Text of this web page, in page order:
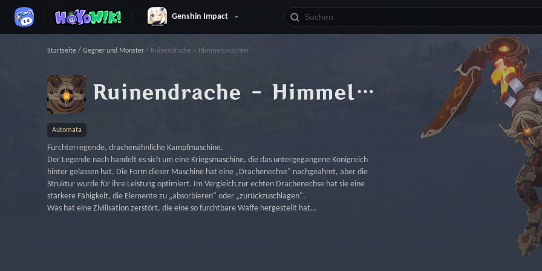
Genshin Impact
Startseite / Gegner und Monster / Ruinendrache – Himmelswächter
Ruinendrache – Himmelswächter
Automata
Furchterregende, drachenähnliche Kampfmaschine.
Der Legende nach handelt es sich um eine Kriegsmaschine, die das untergegangene Königreich
hinter gelassen hat. Die Form dieser Maschine hat eine „Drachenechse" nachgeahmt, aber die
Struktur wurde für ihre Leistung optimiert. Im Vergleich zur echten Drachenechse hat sie eine
stärkere Fähigkeit, die Elemente zu „absorbieren" oder „zurückzuschlagen".
Was hat eine Zivilisation zerstört, die eine so furchtbare Waffe hergestellt hat…